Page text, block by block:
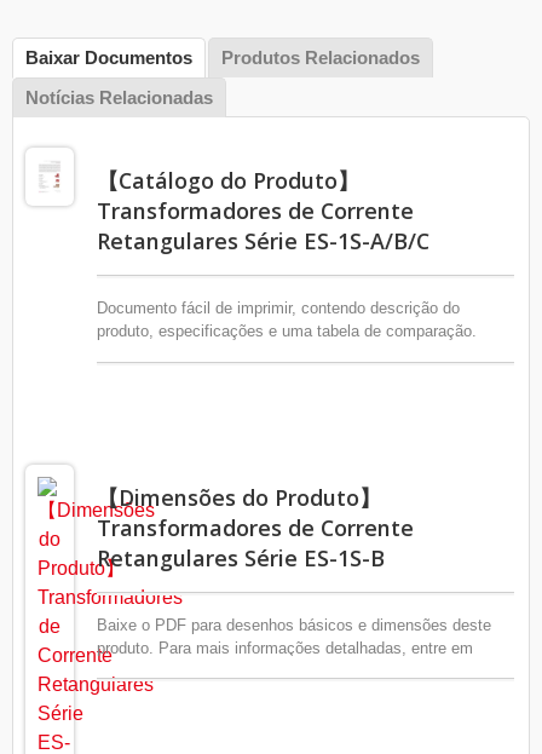
Baixar Documentos
Produtos Relacionados
Notícias Relacionadas
【Catálogo do Produto】
Transformadores de Corrente
Retangulares Série ES-1S-A/B/C
Documento fácil de imprimir, contendo descrição do
produto, especificações e uma tabela de comparação.
【Dimensões do Produto】
Transformadores de Corrente
Retangulares Série ES-1S-B
Baixe o PDF para desenhos básicos e dimensões deste
produto. Para mais informações detalhadas, entre em